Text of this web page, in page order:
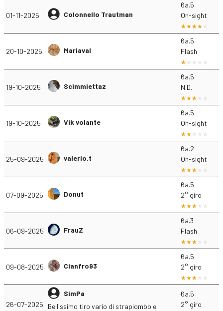
01-11-2025 Colonnello Trautman
6a.5
On-sight
20-10-2025 Mariaval
6a.5
Flash
19-10-2025 Scimmiettaz
6a.5
N.D.
19-10-2025 Vik volante
6a.5
On-sight
25-09-2025 valerio.t
6a.2
On-sight
07-09-2025 Donut
6a.5
2° giro
06-09-2025 FrauZ
6a.3
Flash
09-08-2025 Cianfro93
6a.5
2° giro
26-07-2025
SimPa
Bellissimo tiro vario di strapiombo e
6a.5
2° giro